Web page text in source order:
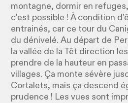
montagne, dormir en
c’est possible ! À condition
entrainés, car ce tour du
du dénivelé. Au départ de
la vallée de la Têt direction
prendre de la hauteur en
villages. Ça monte sévère
Cortalets, mais ça descend
prudence ! Les vues sont